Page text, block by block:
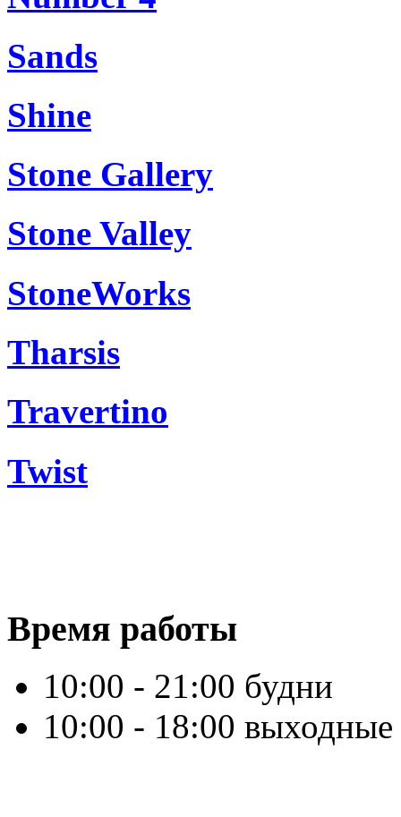
Sands
Shine
Stone Gallery
Stone Valley
StoneWorks
Tharsis
Travertino
Twist
Время работы
10:00 - 21:00 будни
10:00 - 18:00 выходные